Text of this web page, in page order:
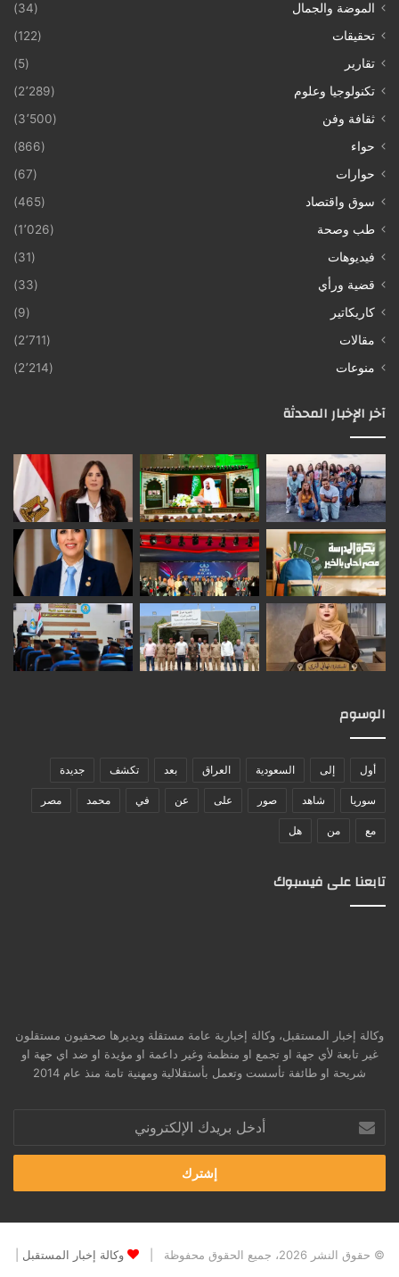
الموضة والجمال
(34)
تحقيقات
(122)
تقارير
(5)
تكنولوجيا وعلوم
(2٬289)
ثقافة وفن
(3٬500)
حواء
(866)
حوارات
(67)
سوق واقتصاد
(465)
طب وصحة
(1٬026)
فيديوهات
(31)
قضية ورأي
(33)
كاريكاتير
(9)
مقالات
(2٬711)
منوعات
(2٬214)
آخر الإخبار المحدثة
الوسوم
أول إلى السعودية العراق بعد تكشف جديدة
سوريا شاهد صور على عن في محمد مصر
مع من هل
تابعنا على فيسبوك
وكالة إخبار المستقبل، وكالة إخبارية عامة مستقلة ويديرها صحفيون مستقلون
غير تابعة لأي جهة او تجمع او منظمة وغير داعمة او مؤيدة او ضد اي جهة او
شريحة او طائفة تأسست وتعمل بأستقلالية ومهنية تامة منذ عام 2014
بريدك
الإلكتروني
© حقوق النشر 2026، جميع الحقوق محفوظة | وكالة إخبار المستقبل